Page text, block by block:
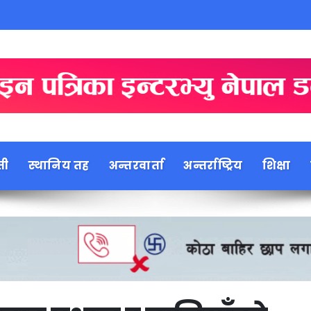
स्थानिय तह अन्तरवार्ता अन्तर्राष्ट्रिय शिक्षा